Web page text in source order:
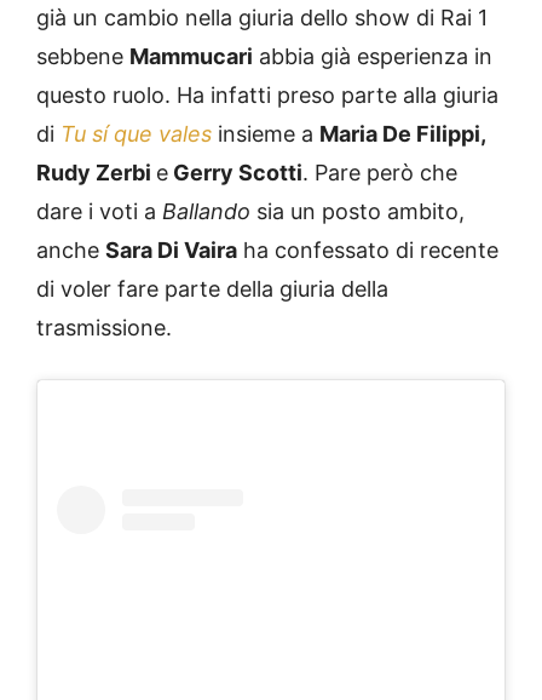
già un cambio nella giuria dello show di Rai 1
sebbene Mammucari abbia già esperienza in
questo ruolo. Ha infatti preso parte alla giuria
di Tu sí que vales insieme a Maria De Filippi,
Rudy Zerbi e Gerry Scotti. Pare però che
dare i voti a Ballando sia un posto ambito,
anche Sara Di Vaira ha confessato di recente
di voler fare parte della giuria della
trasmissione.